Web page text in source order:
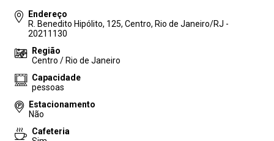
Endereço
R. Benedito Hipólito, 125, Centro, Rio de Janeiro/RJ -
20211130
Região
Centro / Rio de Janeiro
Capacidade
pessoas
Estacionamento
Não
Cafeteria